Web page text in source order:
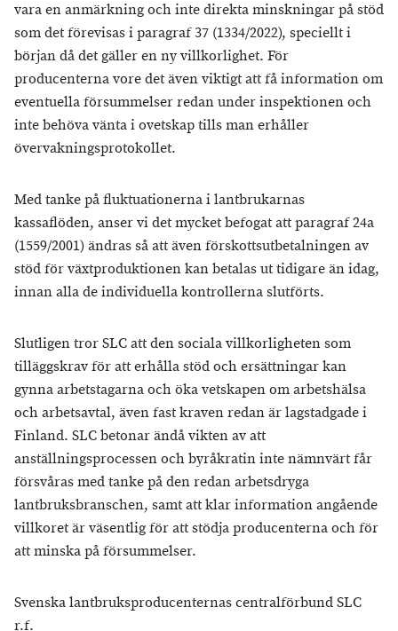
vara en anmärkning och inte direkta minskningar på stöd
som det förevisas i paragraf 37 (1334/2022), speciellt i
början då det gäller en ny villkorlighet. För
producenterna vore det även viktigt att få information om
eventuella försummelser redan under inspektionen och
inte behöva vänta i ovetskap tills man erhåller
övervakningsprotokollet.
Med tanke på fluktuationerna i lantbrukarnas
kassaflöden, anser vi det mycket befogat att paragraf 24a
(1559/2001) ändras så att även förskottsutbetalningen av
stöd för växtproduktionen kan betalas ut tidigare än idag,
innan alla de individuella kontrollerna slutförts.
Slutligen tror SLC att den sociala villkorligheten som
tilläggskrav för att erhålla stöd och ersättningar kan
gynna arbetstagarna och öka vetskapen om arbetshälsa
och arbetsavtal, även fast kraven redan är lagstadgade i
Finland. SLC betonar ändå vikten av att
anställningsprocessen och byråkratin inte nämnvärt får
försvåras med tanke på den redan arbetsdryga
lantbruksbranschen, samt att klar information angående
villkoret är väsentlig för att stödja producenterna och för
att minska på försummelser.
Svenska lantbruksproducenternas centralförbund SLC
r.f.